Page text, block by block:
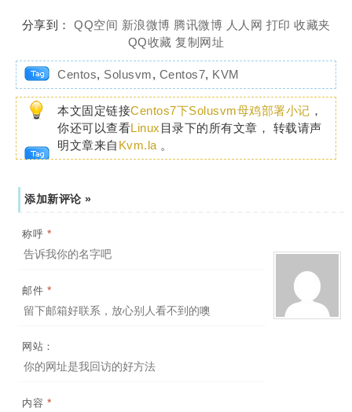
分享到： QQ空间 新浪微博 腾讯微博 人人网 打印 收藏夹
QQ收藏 复制网址
Centos, Solusvm, Centos7, KVM
本文固定链接Centos7下Solusvm母鸡部署小记 ，
你还可以查看Linux 目录下的所有文章， 转载请声
明文章来自 Kvm.la 。
添加新评论 »
称呼 *
邮件 *
网站：
内容 *